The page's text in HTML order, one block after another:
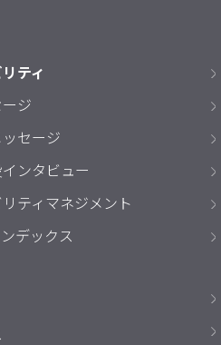
ティ
ジ
セージ
ンタビュー
ティマネジメント
デックス